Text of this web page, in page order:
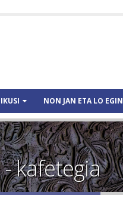
NON JAN ETA LO EGIN
kafetegia